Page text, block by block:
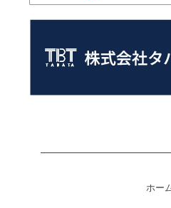
ホー